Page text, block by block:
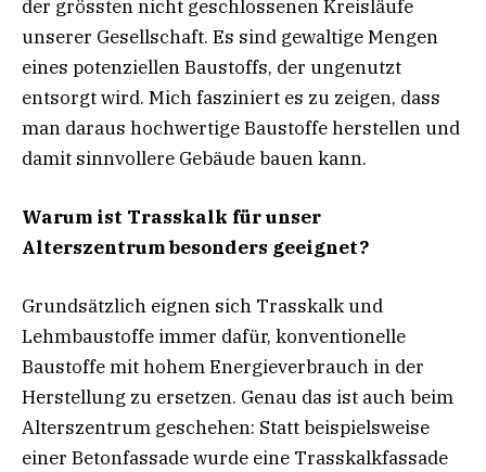
der grössten nicht geschlossenen Kreisläufe
unserer Gesellschaft. Es sind gewaltige Mengen
eines potenziellen Baustoffs, der ungenutzt
entsorgt wird. Mich fasziniert es zu zeigen, dass
man daraus hochwertige Baustoffe herstellen und
damit sinnvollere Gebäude bauen kann.
Warum ist Trasskalk für unser
Alterszentrum besonders geeignet?
Grundsätzlich eignen sich Trasskalk und
Lehmbaustoffe immer dafür, konventionelle
Baustoffe mit hohem Energieverbrauch in der
Herstellung zu ersetzen. Genau das ist auch beim
Alterszentrum geschehen: Statt beispielsweise
einer Betonfassade wurde eine Trasskalkfassade